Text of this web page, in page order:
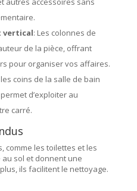
vertical: Les colonnes de
de la pièce, offrant
pour organiser vos affaires.
coins de la salle de bain
d’exploiter au
carré.
comme les toilettes et les
au sol et donnent une
ils facilitent le nettoyage.